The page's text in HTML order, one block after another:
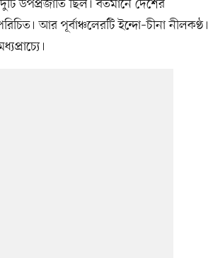
উপপ্রজাতি ছিল। বর্তমানে দেশের
আর পূর্বাঞ্চলেরটি ইন্দো–চীনা নীলকণ্ঠ।